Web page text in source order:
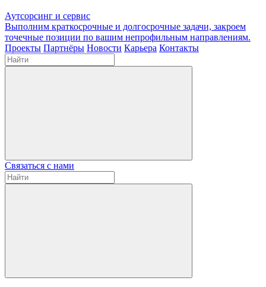
Аутсорсинг и сервис
Выполним краткосрочные и долгосрочные задачи, закроем
точечные позиции по вашим непрофильным направлениям.
Проекты Партнёры Новости Карьера Контакты
Связаться с нами